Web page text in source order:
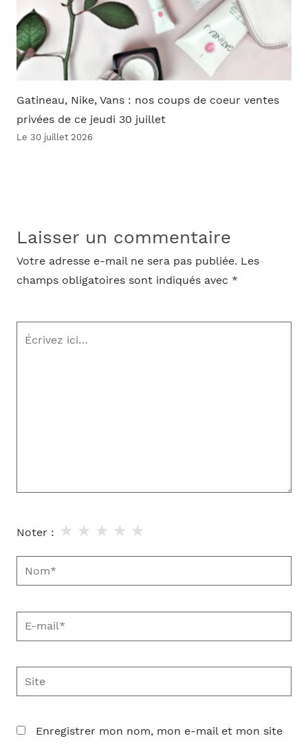
Gatineau, Nike, Vans : nos coups de coeur ventes
privées de ce jeudi 30 juillet
Le 30 juillet 2026
Laisser un commentaire
Votre adresse e-mail ne sera pas publiée. Les
champs obligatoires sont indiqués avec *
Écrivez
Noter : ★
★
★
★
★
Nom*
E-
mail*
Site
Enregistrer mon nom, mon e-mail et mon site